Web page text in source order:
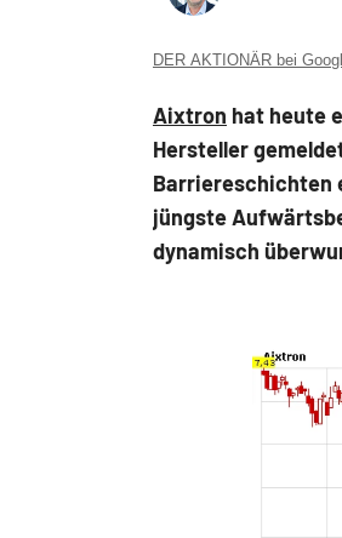
DER AKTIONÄR bei
Aixtron hat heute
Hersteller
Barriereschichten
jüngste
dynamisch